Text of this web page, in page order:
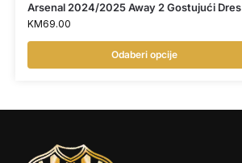
Arsenal 2024/2025 Away 2 Gostujući Dres
KM69.00
Odaberi opcije